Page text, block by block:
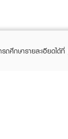
ถศึกษารายละเอียดได้ที่